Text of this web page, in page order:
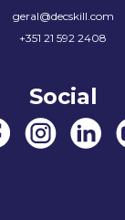
geral@decskill.com
+351 21 592 2408
Social